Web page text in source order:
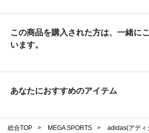
この商品を購入された方は、一緒に
います。
あなたにおすすめのアイテム
総合TOP > MEGA SPORTS >
adidas(アディ